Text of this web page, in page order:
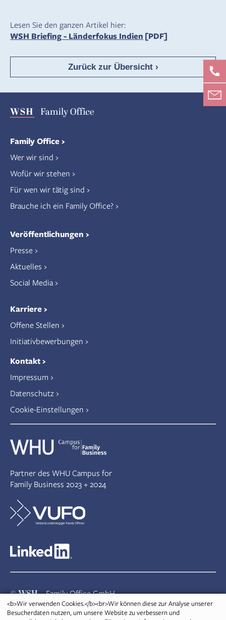
Lesen Sie den ganzen Artikel hier:
WSH Briefing - Länderfokus Indien [PDF]
Zurück zur Übersicht ›
Family Office
Wer wir sind
Wofür wir stehen
Für wen wir tätig sind
Brauche ich ein Family Office?
Veröffentlichungen
Presse
Aktuelles
Social Media
Karriere
Offene Stellen
Initiativbewerbungen
Kontakt
Impressum
Datenschutz
Cookie-Einstellungen
Partner des WHU Campus for
Family Business 2023 + 2024
©WSH– Family Office GmbH
Niederrheinstraße 40-42
<b>Wir verwenden Cookies.</b><br>Wir können diese zur Analyse unserer
Besucherdaten nutzen, um unsere Website zu verbessern und